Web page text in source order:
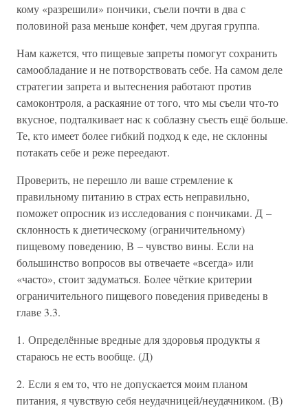
кому «разрешили» пончики, съели почти в два с
половиной раза меньше конфет, чем другая группа.
Нам кажется, что пищевые запреты помогут сохранить
самообладание и не потворствовать себе. На самом деле
стратегии запрета и вытеснения работают против
самоконтроля, а раскаяние от того, что мы съели что-то
вкусное, подталкивает нас к соблазну съесть ещё больше.
Те, кто имеет более гибкий подход к еде, не склонны
потакать себе и реже переедают.
Проверить, не перешло ли ваше стремление к
правильному питанию в страх есть неправильно,
поможет опросник из исследования с пончиками. Д –
склонность к диетическому (ограничительному)
пищевому поведению, В – чувство вины. Если на
большинство вопросов вы отвечаете «всегда» или
«часто», стоит задуматься. Более чёткие критерии
ограничительного пищевого поведения приведены в
главе 3.3.
1. Определённые вредные для здоровья продукты я
стараюсь не есть вообще. (Д)
2. Если я ем то, что не допускается моим планом
питания, я чувствую себя неудачницей/неудачником. (В)